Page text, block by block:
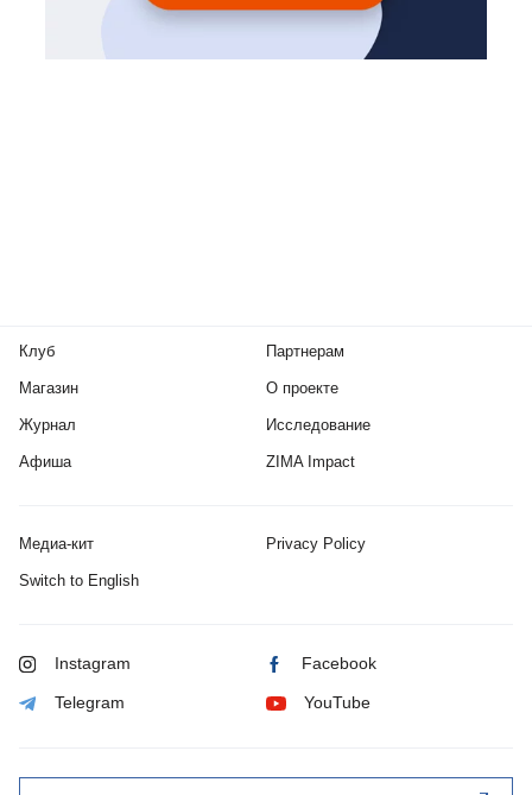
Клуб
Магазин
Журнал
Афиша
Партнерам
О проекте
Исследование
ZIMA Impact
Медиа-кит Privacy Policy
Switch to English
Instagram Facebook
Telegram YouTube